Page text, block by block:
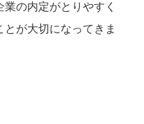
の内定がとりやすく
が大切になってきま